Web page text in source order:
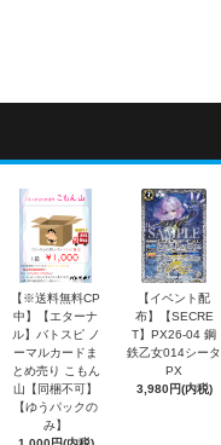
【※送料無料CP
中】【エターナ
ル】バトスピ ノ
ーマルカードま
とめ売り こもん
山【同梱不可】
【ゆうパックの
み】
【イベント配
布】【SECRE
T】PX26-04 鋼
鉄乙女014シータ
PX
3,980円(内税)